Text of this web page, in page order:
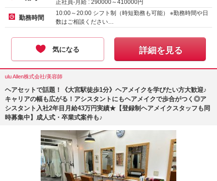
正社員-月給 : 290000～410000円
正社員-月給 :222300～ 258750円
勤務時間
10:00～20:00 シフト制（時短勤務も可能） ※勤務時間や日
数はご相談ください…
気になる 詳細を見る
ulu Allen株式会社/美容師
ヘアセットで話題！《大宮駅徒歩1分》ヘアメイクを学びたい方大歓迎♪
キャリアの幅も広がる！アシスタントにもヘアメイクで歩合がつく◎ア
シスタント入社2年目月給43万円実績★【登録制ヘアメイクスタッフも同
時募集中】成人式・卒業式案件も♪